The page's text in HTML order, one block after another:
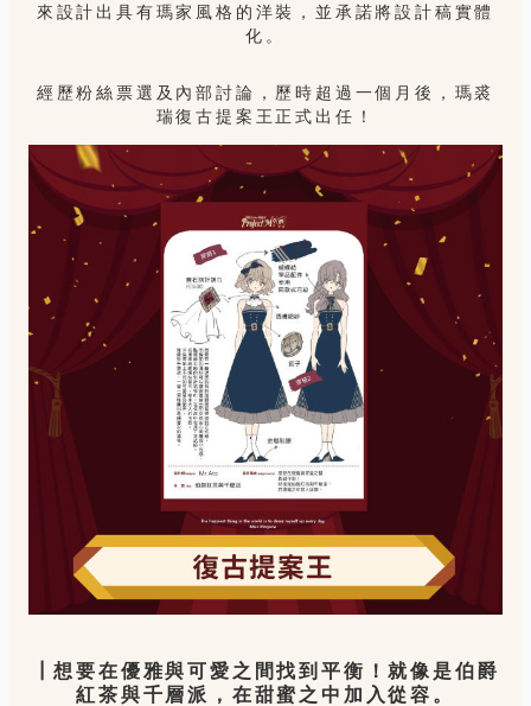
來設計出具有瑪家風格的洋裝，並承諾將設計稿實體
化。
經歷粉絲票選及內部討論，歷時超過一個月後，瑪裘
瑞復古提案王正式出任！
┃想要在優雅與可愛之間找到平衡！就像是伯爵
紅茶與千層派，在甜蜜之中加入從容。